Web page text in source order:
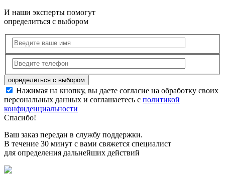
И наши эксперты помогут
определиться с выбором
Нажимая на кнопку, вы даете согласие на обработку своих
персональных данных и соглашаетесь с политикой
конфиденциальности
Спасибо!
Ваш заказ передан в службу поддержки.
В течение 30 минут с вами свяжется специалист
для определения дальнейших действий